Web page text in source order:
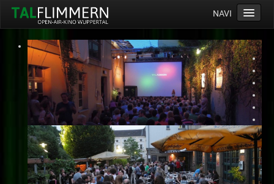
NAVI
Home
Programm
Service
Ticketinfos
Ort
Anreise
Wetter